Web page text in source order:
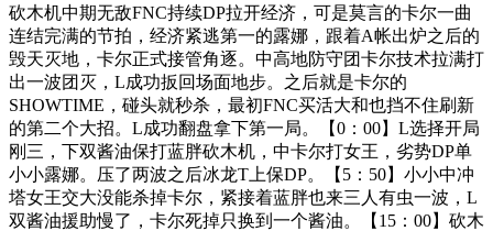
砍木机中期无敌FNC持续DP拉开经济，可是莫言的卡尔一曲
连结完满的节拍，经济紧逃第一的露娜，跟着A帐出炉之后的
毁天灭地，卡尔正式接管角逐。中高地防守团卡尔技术拉满打
出一波团灭，L成功扳回场面地步。之后就是卡尔的
SHOWTIME，碰头就秒杀，最初FNC买活大和也挡不住刷新
的第二个大招。L成功翻盘拿下第一局。【0：00】L选择开局
刚三，下双酱油保打蓝胖砍木机，中卡尔打女王，劣势DP单
小小露娜。压了两波之后冰龙T上保DP。【5：50】小小中冲
塔女王交大没能杀掉卡尔，紧接着蓝胖也来三人有虫一波，L
双酱油援助慢了，卡尔死掉只换到一个酱油。【15：00】砍木